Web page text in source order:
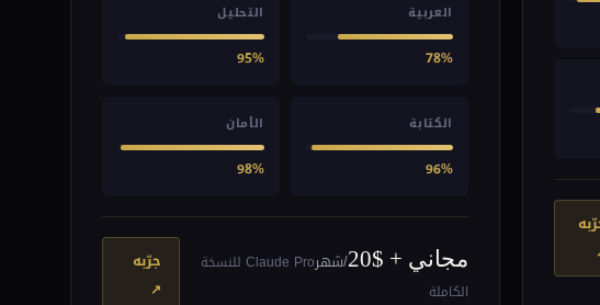
العربية
78%
التحليل
95%
الكتابة
96%
الأمان
98%
مجاني + $20 /شهر
Claude Pro للنسخة
الكاملة
جرّبه
↗